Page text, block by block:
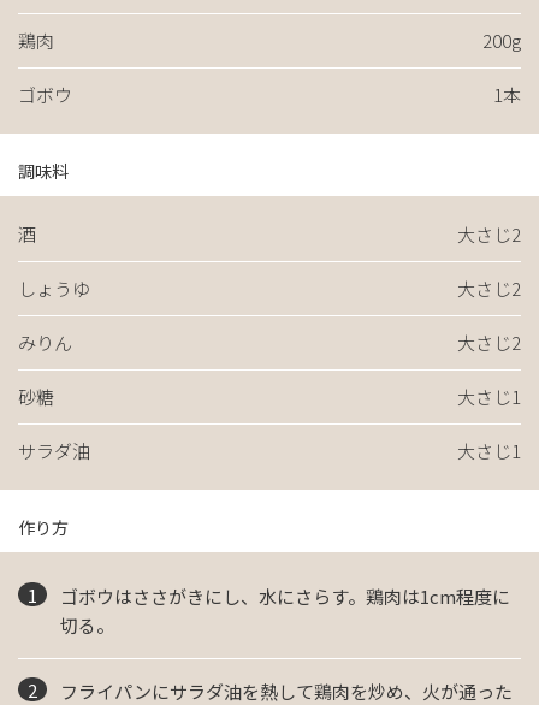
鶏肉 200g
ゴボウ 1本
調味料
酒 大さじ2
しょうゆ 大さじ2
みりん 大さじ2
砂糖 大さじ1
サラダ油 大さじ1
作り方
ゴボウはささがきにし、水にさらす。鶏肉は1cm程度に
切る。
フライパンにサラダ油を熱して鶏肉を炒め、火が通った